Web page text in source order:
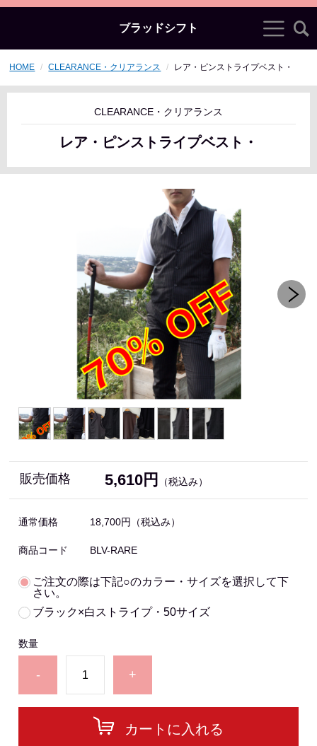
ブラッドシフト
HOME CLEARANCE・クリアランス レア・ピンストライプベスト・
CLEARANCE・クリアランス
レア・ピンストライプベスト・
販売価格 5,610円 （税込み）
通常価格 18,700円 （税込み）
商品コード BLV-RARE
ご注文の際は下記○のカラー・サイズを選択して下
さい。
ブラック×白ストライプ・50サイズ
数量
- +
カートに入れる